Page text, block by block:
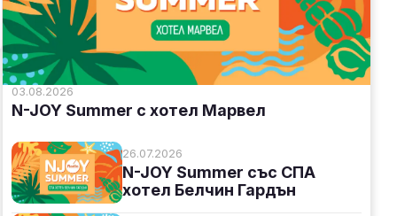
03.08.2026
N-JOY Summer с хотел Марвел
26.07.2026
N-JOY Summer със СПА
хотел Белчин Гардън